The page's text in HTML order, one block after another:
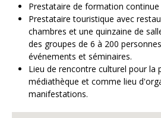
Prestataire de formation
Prestataire touristique avec
chambres et une quinzaine de
des groupes de 6 à 200
événements et séminaires.
Lieu de rencontre culturel pour la
médiathèque et comme lieu
manifestations.